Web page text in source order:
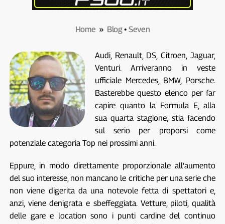
Home » Blog• Seven
Audi, Renault, DS, Citroen, Jaguar,
Venturi. Arriveranno in veste
ufficiale Mercedes, BMW, Porsche.
Basterebbe questo elenco per far
capire quanto la Formula E, alla
sua quarta stagione, stia facendo
sul serio per proporsi come
potenziale categoria Top nei prossimi anni.
Eppure, in modo direttamente proporzionale all’aumento
del suo interesse, non mancano le critiche per una serie che
non viene digerita da una notevole fetta di spettatori e,
anzi, viene denigrata e sbeffeggiata. Vetture, piloti, qualità
delle gare e location sono i punti cardine del continuo